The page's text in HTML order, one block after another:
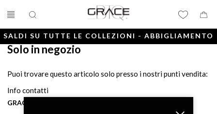
SALDI SU TUTTE LE COLLEZIONI - ABBIGLIAMENTO
Solo in negozio
Puoi trovare questo articolo solo presso i nostri punti vendita:
Info contatti
GRACE BTQ